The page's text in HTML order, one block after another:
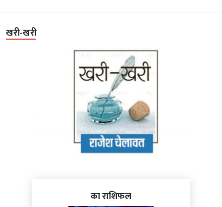
खरी-खरी
का राशिफल